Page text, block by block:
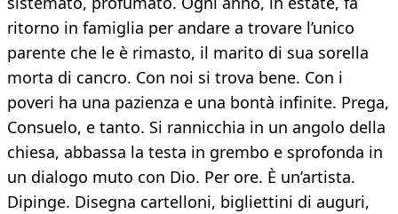
ritorno in famiglia per andare a trovare l’unico
parente che le è rimasto, il marito di sua sorella
morta di cancro. Con noi si trova bene. Con i
poveri ha una pazienza e una bontà infinite. Prega,
Consuelo, e tanto. Si rannicchia in un angolo della
chiesa, abbassa la testa in grembo e sprofonda in
un dialogo muto con Dio. Per ore. È un’artista.
Dipinge. Disegna cartelloni, bigliettini di auguri,